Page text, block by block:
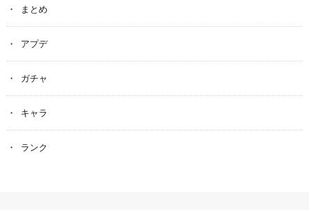
まとめ
アプデ
ガチャ
キャラ
ランク